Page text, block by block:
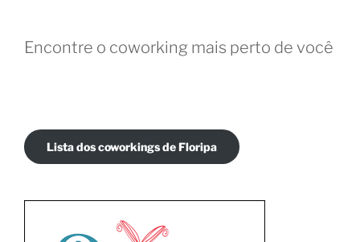
Encontre o coworking mais perto de você
Lista dos coworkings de Floripa